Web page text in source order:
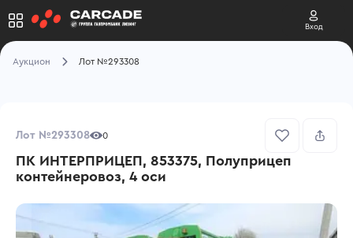
Вход
Аукцион Лот №293308
Лот №293308 0
ПК ИНТЕРПРИЦЕП, 853375, Полуприцеп
контейнеровоз, 4 оси